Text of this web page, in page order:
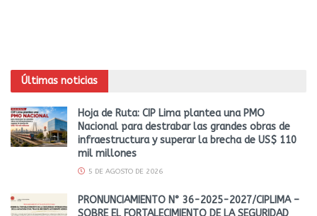
Últimas noticias
Hoja de Ruta: CIP Lima plantea una PMO
Nacional para destrabar las grandes obras de
infraestructura y superar la brecha de US$ 110
mil millones
5 DE AGOSTO DE 2026
PRONUNCIAMIENTO N° 36-2025-2027/CIPLIMA –
SOBRE EL FORTALECIMIENTO DE LA SEGURIDAD